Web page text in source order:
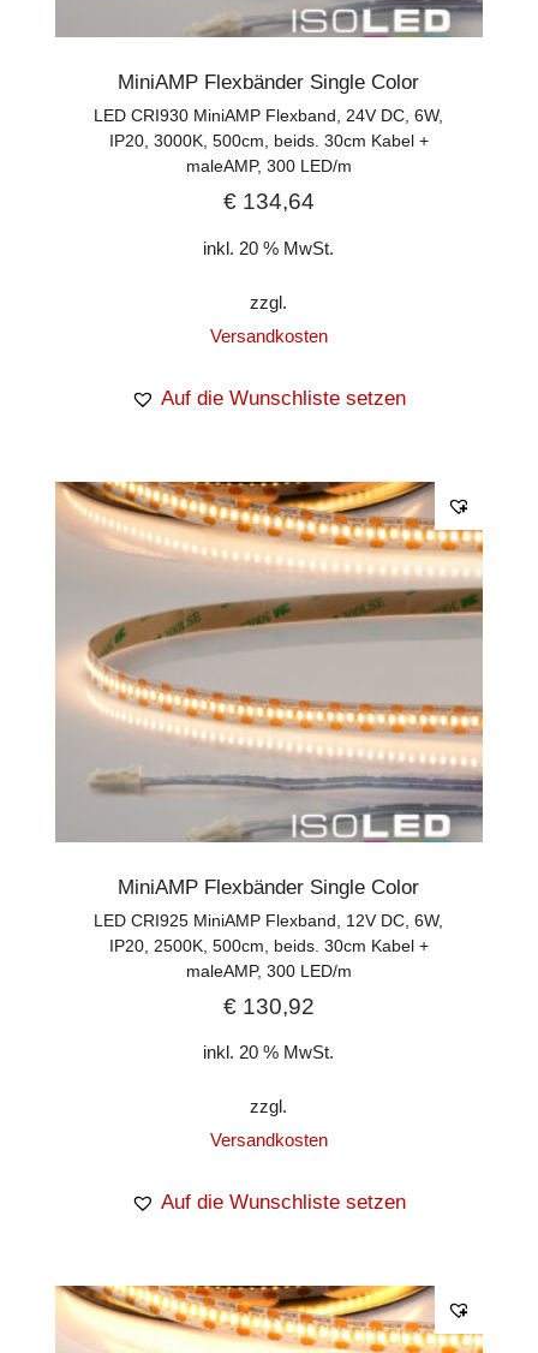
MiniAMP Flexbänder Single Color
LED CRI930 MiniAMP Flexband, 24V DC, 6W,
IP20, 3000K, 500cm, beids. 30cm Kabel +
maleAMP, 300 LED/m
€134,64
inkl. 20 % MwSt.
zzgl.
Versandkosten
Auf die Wunschliste setzen
MiniAMP Flexbänder Single Color
LED CRI925 MiniAMP Flexband, 12V DC, 6W,
IP20, 2500K, 500cm, beids. 30cm Kabel +
maleAMP, 300 LED/m
€130,92
inkl. 20 % MwSt.
zzgl.
Versandkosten
Auf die Wunschliste setzen